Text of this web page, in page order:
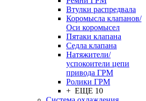
Втулки распредвала
Коромысла клапанов/
Оси коромысел
Пятаки клапана
Седла клапана
Натяжители/
успокоители цепи
привода ГРМ
Ролики ГРМ
+ ЕЩЕ 10